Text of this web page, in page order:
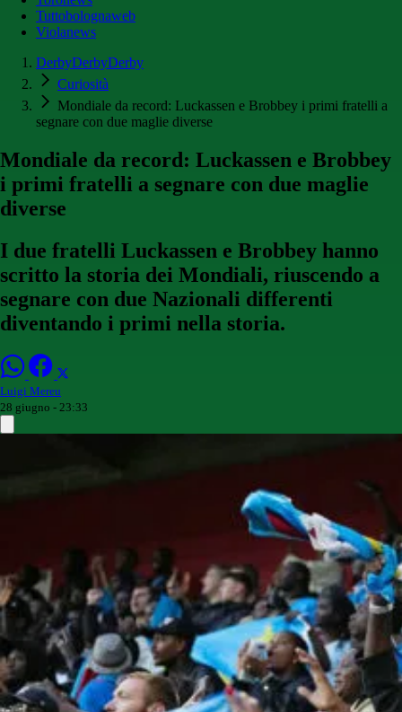
Tuttobolognaweb
Violanews
DerbyDerbyDerby
Curiosità
Mondiale da record: Luckassen e Brobbey i primi fratelli a
segnare con due maglie diverse
Mondiale da record: Luckassen e Brobbey
i primi fratelli a segnare con due maglie
diverse
I due fratelli Luckassen e Brobbey hanno
scritto la storia dei Mondiali, riuscendo a
segnare con due Nazionali differenti
diventando i primi nella storia.
Luigi Mereu
28 giugno - 23:33